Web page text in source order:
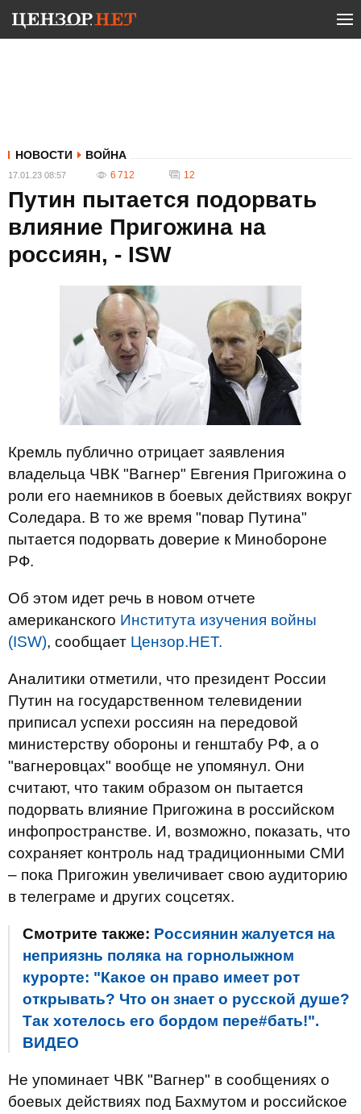
НОВОСТИ ВОЙНА
17.01.23 08:57 6 712 12
Путин пытается подорвать
влияние Пригожина на
россиян, - ISW
Кремль публично отрицает заявления
владельца ЧВК "Вагнер" Евгения Пригожина о
роли его наемников в боевых действиях вокруг
Соледара. В то же время "повар Путина"
пытается подорвать доверие к Минобороне
РФ.
Об этом идет речь в новом отчете
американского Института изучения войны
(ISW), сообщает Цензор.НЕТ.
Аналитики отметили, что президент России
Путин на государственном телевидении
приписал успехи россиян на передовой
министерству обороны и генштабу РФ, а о
"вагнеровцах" вообще не упомянул. Они
считают, что таким образом он пытается
подорвать влияние Пригожина в российском
инфопространстве. И, возможно, показать, что
сохраняет контроль над традиционными СМИ
– пока Пригожин увеличивает свою аудиторию
в телеграме и других соцсетях.
Смотрите также: Россиянин жалуется на
неприязнь поляка на горнолыжном
курорте: "Какое он право имеет рот
открывать? Что он знает о русской душе?
Так хотелось его бордом пере#бать!".
ВИДЕО
Не упоминает ЧВК "Вагнер" в сообщениях о
боевых действиях под Бахмутом и российское